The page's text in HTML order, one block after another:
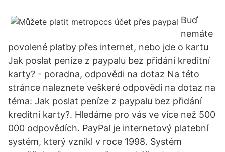
Buď
nemáte
povolené platby přes internet, nebo jde o kartu
Jak poslat peníze z paypalu bez přidání kreditní
karty? - poradna, odpovědi na dotaz Na této
stránce naleznete veškeré odpovědi na dotaz na
téma: Jak poslat peníze z paypalu bez přidání
kreditní karty?. Hledáme pro vás ve více než 500
000 odpovědích. PayPal je internetový platební
systém, který vznikl v roce 1998. Systém